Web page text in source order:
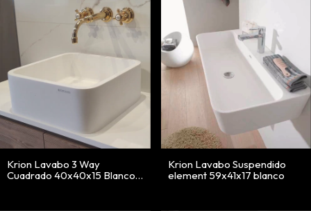
Krion Lavabo 3 Way
Cuadrado 40x40x15 Blanco
Krion Lavabo Suspendido
element 59x41x17 blanco